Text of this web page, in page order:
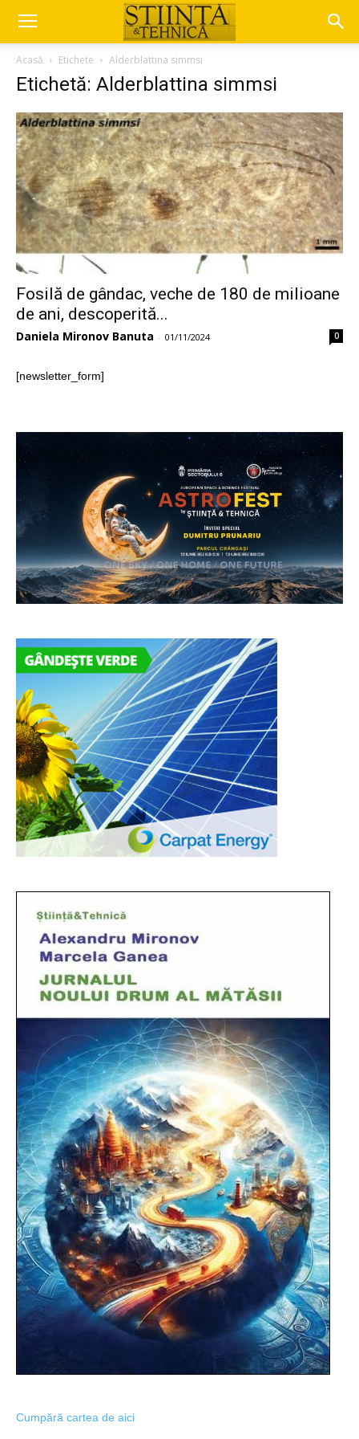
Acasă Etichete Alderblattina simmsi
Etichetă: Alderblattina simmsi
Fosilă de gândac, veche de 180 de milioane
de ani, descoperită...
Daniela Mironov Banuta - 01/11/2024 0
[newsletter_form]
Cumpără cartea de aici